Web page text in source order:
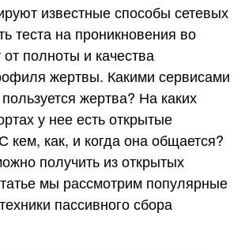
известные способы сетевых
теста на проникновения во
полноты и качества
жертвы. Какими сервисами
жертва? На каких
у нее есть открытые
кем, как, и когда она общается?
получить из открытых
мы рассмотрим популярные
пассивного сбора